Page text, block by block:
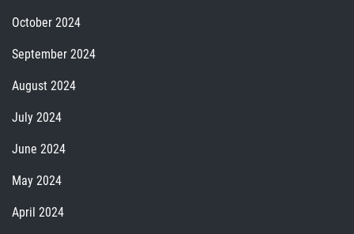
October 2024
September 2024
August 2024
July 2024
June 2024
May 2024
April 2024